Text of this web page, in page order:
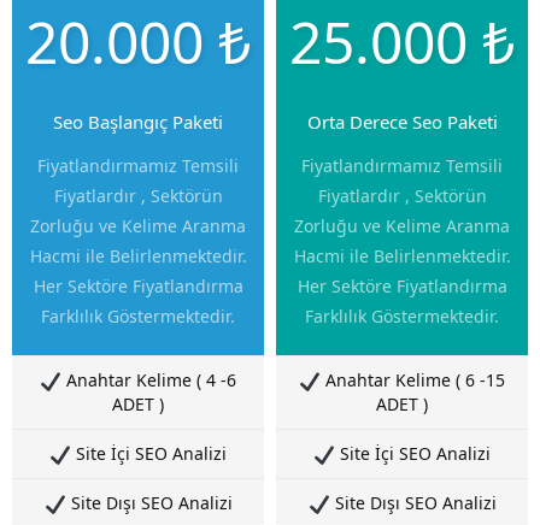
20.000 ₺
Seo Başlangıç Paketi
Fiyatlandırmamız Temsili
Fiyatlardır , Sektörün
Zorluğu ve Kelime Aranma
Hacmi ile Belirlenmektedir.
Her Sektöre Fiyatlandırma
Farklılık Göstermektedir.
Anahtar Kelime ( 4 -6
ADET )
Site İçi SEO Analizi
Site Dışı SEO Analizi
25.000 ₺
Orta Derece Seo Paketi
Fiyatlandırmamız Temsili
Fiyatlardır , Sektörün
Zorluğu ve Kelime Aranma
Hacmi ile Belirlenmektedir.
Her Sektöre Fiyatlandırma
Farklılık Göstermektedir.
Anahtar Kelime ( 6 -15
ADET )
Site İçi SEO Analizi
Site Dışı SEO Analizi